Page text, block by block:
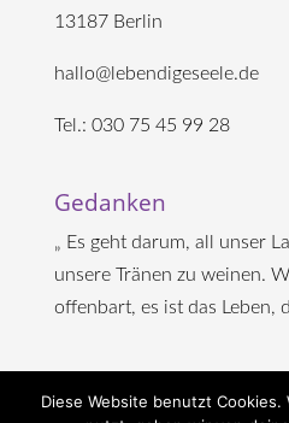
13187 Berlin
hallo@lebendigeseele.de
Tel.: 030 75 45 99 28
Gedanken
„ Es geht darum, all unser
unsere Tränen zu weinen.
offenbart, es ist das Leben,
Diese Website benutzt